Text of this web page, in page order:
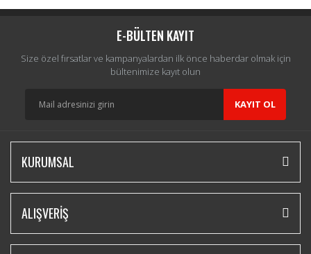
E-BÜLTEN KAYIT
Size özel fırsatlar ve kampanyalardan ilk önce haberdar olmak için
bültenimize kayıt olun
KAYIT OL
KURUMSAL
ALIŞVERİŞ